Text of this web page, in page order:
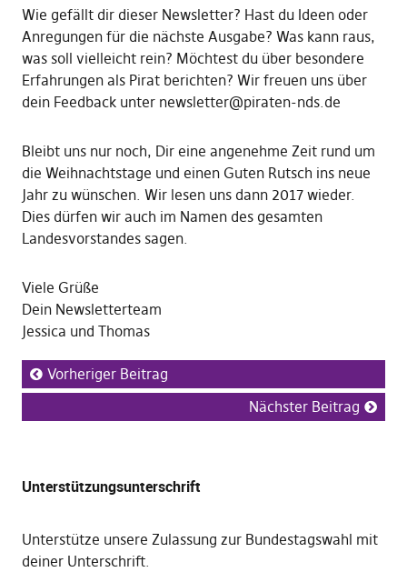
Wie gefällt dir dieser Newsletter? Hast du Ideen oder
Anregungen für die nächste Ausgabe? Was kann raus,
was soll vielleicht rein? Möchtest du über besondere
Erfahrungen als Pirat berichten? Wir freuen uns über
dein Feedback unter newsletter@piraten-nds.de
Bleibt uns nur noch, Dir eine angenehme Zeit rund um
die Weihnachtstage und einen Guten Rutsch ins neue
Jahr zu wünschen. Wir lesen uns dann 2017 wieder.
Dies dürfen wir auch im Namen des gesamten
Landesvorstandes sagen.
Viele Grüße
Dein Newsletterteam
Jessica und Thomas
Vorheriger Beitrag
Nächster Beitrag
Unterstützungsunterschrift
Unterstütze unsere Zulassung zur Bundestagswahl mit
deiner Unterschrift.